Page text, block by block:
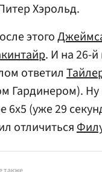
Хэрольд.
этого
. И на 26-
ответил
Гардинером). Ну
6х5 (уже 29
отличиться